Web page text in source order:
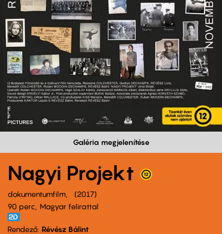
Galéria megjelenítése
Nagyi Projekt
dokumentumfilm
2017
90 perc,
Magyar felirattal
Rendező Révész Bálint